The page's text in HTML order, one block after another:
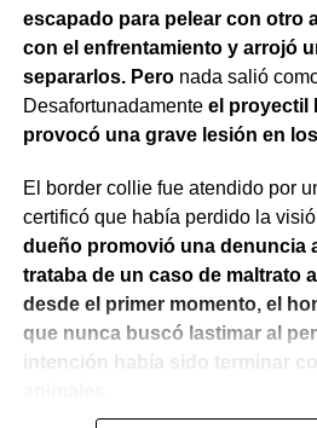
escapado para pelear con otro
con el enfrentamiento y arrojó
separarlos. Peronada salió
Desafortunadamente el proyectil
provocó una grave lesión en
El border collie fue atendido por
certificó que había perdido la
dueño promovió una denuncia
trataba de un caso de maltrato
desde el primer momento, el
que nunca buscó lastimar al
intención había sido terminar